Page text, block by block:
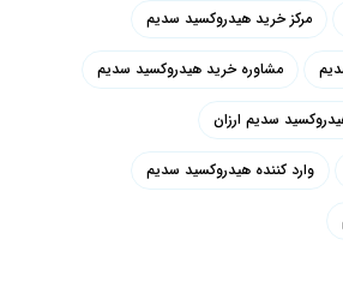
مرکز خرید هیدروکسید سدیم
مشاوره خرید هیدروکسید سدیم
سدیم ارزان
وارد کننده هیدروکسید سدیم